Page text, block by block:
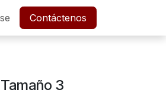
Empleos
Contáctenos
3